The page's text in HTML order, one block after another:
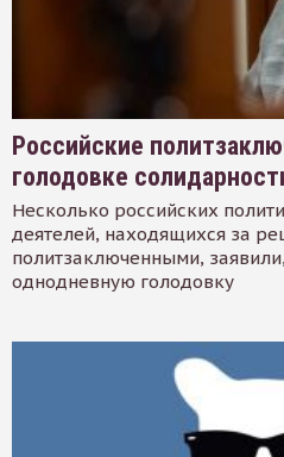
Российские
голодовке
Несколько российских
деятелей, находящихся за
политзаключенными,
однодневную голодовку